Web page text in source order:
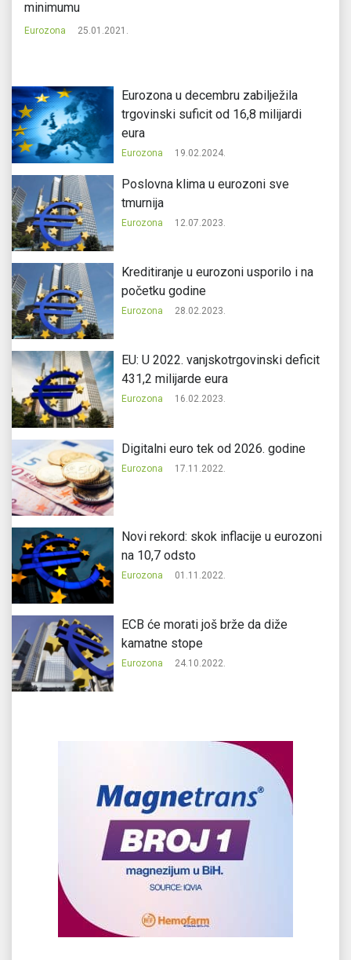
minimumu
Eurozona 25.01.2021.
Eurozona u decembru zabilježila
trgovinski suficit od 16,8 milijardi
eura
Eurozona 19.02.2024.
Poslovna klima u eurozoni sve
tmurnija
Eurozona 12.07.2023.
Kreditiranje u eurozoni usporilo i na
početku godine
Eurozona 28.02.2023.
EU: U 2022. vanjskotrgovinski deficit
431,2 milijarde eura
Eurozona 16.02.2023.
Digitalni euro tek od 2026. godine
Eurozona 17.11.2022.
Novi rekord: skok inflacije u eurozoni
na 10,7 odsto
Eurozona 01.11.2022.
ECB će morati još brže da diže
kamatne stope
Eurozona 24.10.2022.